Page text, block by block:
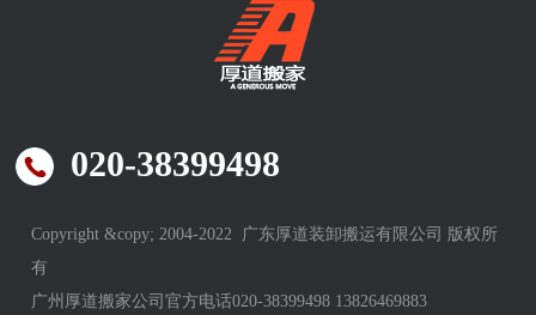
020-38399498
Copyright &copy; 2004-2022 广东厚道装卸搬运有限公司 版权所
有
广州厚道搬家公司官方电话020-38399498 13826469883